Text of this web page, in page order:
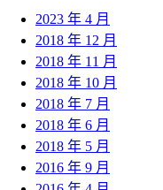
2023 年 4 月
2018 年 12 月
2018 年 11 月
2018 年 10 月
2018 年 7 月
2018 年 6 月
2018 年 5 月
2016 年 9 月